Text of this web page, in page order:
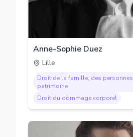
Anne-Sophie Duez
Lille
Droit de la famille, des
patrimoine
Droit du dommage corporel